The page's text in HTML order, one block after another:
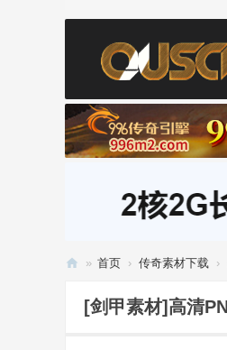
» 首页 › 传奇素材下载 ›
[剑甲素材]高清